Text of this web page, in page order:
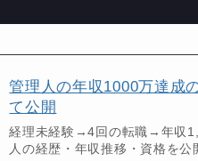
管理人の年収1000万達成
て公開
経理未経験→4回の転職→年収
人の経歴・年収推移・資格を公